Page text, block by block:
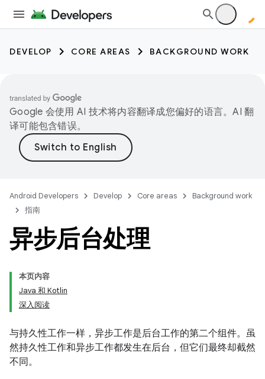
DEVELOP CORE AREAS BACKGROUND WORK
Google 会使用 AI 技术将内容翻译成您偏好的语言。AI 翻
译可能包含错误。
Android Developers Develop Core areas
Background work
指南
异步后台处理
本页内容
Java 和 Kotlin
深入阅读
与持久性工作一样，异步工作是后台工作的第二个组件。虽
然持久性工作和异步工作都发生在后台，但它们最终却截然
不同。